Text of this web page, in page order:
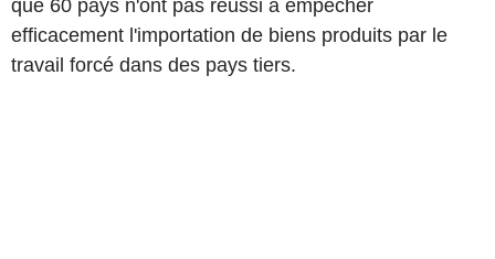
que 60 pays n'ont pas réussi à empêcher
efficacement l'importation de biens produits par le
travail forcé dans des pays tiers.